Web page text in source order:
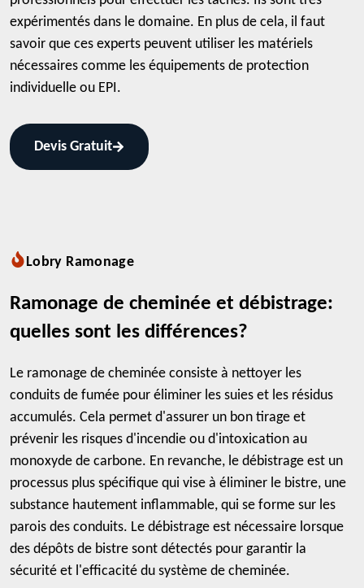
expérimentés dans le domaine. En plus de cela, il faut
savoir que ces experts peuvent utiliser les matériels
nécessaires comme les équipements de protection
individuelle ou EPI.
Devis Gratuit
Lobry Ramonage
Ramonage de cheminée et débistrage:
quelles sont les différences?
Le ramonage de cheminée consiste à nettoyer les
conduits de fumée pour éliminer les suies et les résidus
accumulés. Cela permet d'assurer un bon tirage et
prévenir les risques d'incendie ou d'intoxication au
monoxyde de carbone. En revanche, le débistrage est un
processus plus spécifique qui vise à éliminer le bistre, une
substance hautement inflammable, qui se forme sur les
parois des conduits. Le débistrage est nécessaire lorsque
des dépôts de bistre sont détectés pour garantir la
sécurité et l'efficacité du système de cheminée.